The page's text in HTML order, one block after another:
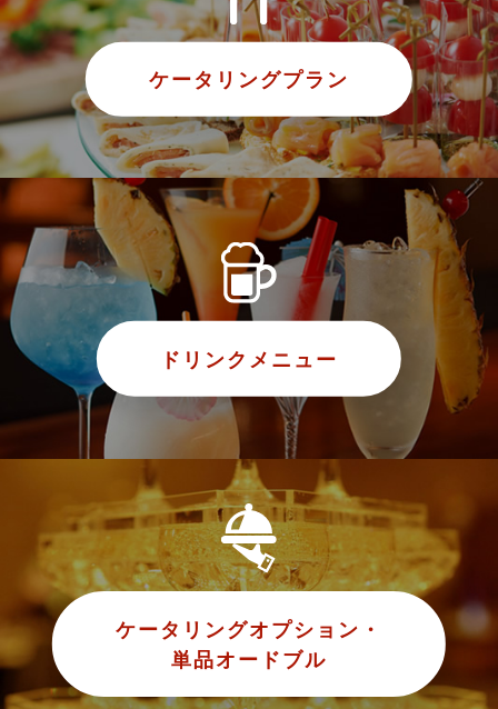
ケータリングプラン
ドリンクメニュー
ケータリングオプション・
単品オードブル